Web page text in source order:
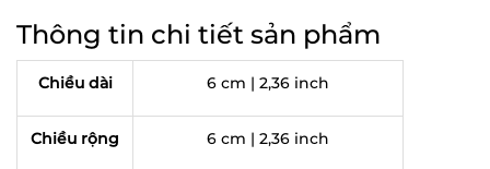
Thông tin chi tiết sản phẩm
Chiều dài 6 cm | 2,36 inch
Chiều rộng 6 cm | 2,36 inch